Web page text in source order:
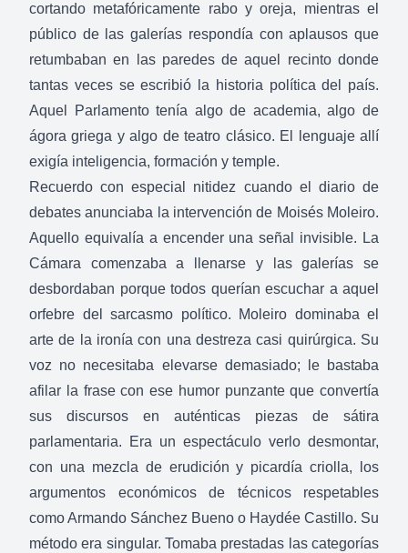
cortando metafóricamente rabo y oreja, mientras el
público de las galerías respondía con aplausos que
retumbaban en las paredes de aquel recinto donde
tantas veces se escribió la historia política del país.
Aquel Parlamento tenía algo de academia, algo de
ágora griega y algo de teatro clásico. El lenguaje allí
exigía inteligencia, formación y temple.
Recuerdo con especial nitidez cuando el diario de
debates anunciaba la intervención de Moisés Moleiro.
Aquello equivalía a encender una señal invisible. La
Cámara comenzaba a llenarse y las galerías se
desbordaban porque todos querían escuchar a aquel
orfebre del sarcasmo político. Moleiro dominaba el
arte de la ironía con una destreza casi quirúrgica. Su
voz no necesitaba elevarse demasiado; le bastaba
afilar la frase con ese humor punzante que convertía
sus discursos en auténticas piezas de sátira
parlamentaria. Era un espectáculo verlo desmontar,
con una mezcla de erudición y picardía criolla, los
argumentos económicos de técnicos respetables
como Armando Sánchez Bueno o Haydée Castillo. Su
método era singular. Tomaba prestadas las categorías